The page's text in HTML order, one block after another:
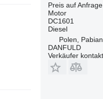
Preis auf Anfrage
Motor
DC1601
Diesel
Polen,
DANFULD
Verkäufer